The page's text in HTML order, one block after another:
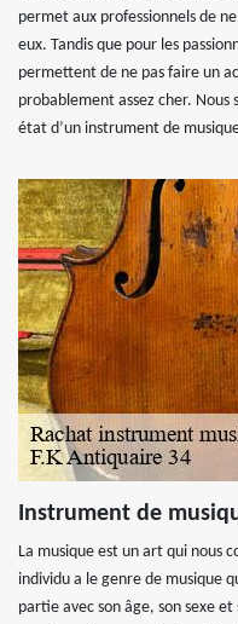
permet aux professionnels de
eux. Tandis que pour les
permettent de ne pas faire un
probablement assez cher.
état d’un instrument de
Instrument de
La musique est un art qui nous
individu a le genre de musique
partie avec son âge, son sexe